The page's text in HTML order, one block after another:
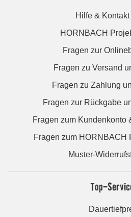
Hilfe & Kontakt
HORNBACH
Fragen zur
Fragen zu Versand
Fragen zu Zahlung
Fragen zur Rückgabe
Fragen zum Kundenkonto
Fragen zum HORNBACH
Muster-
Top-